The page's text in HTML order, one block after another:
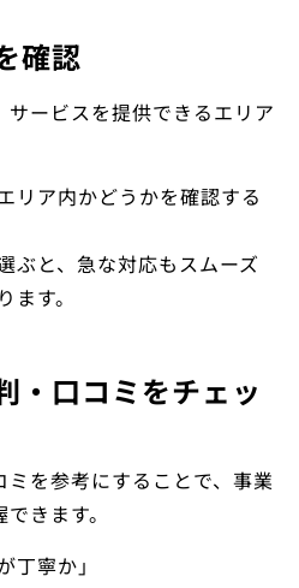
確認
ービスを提供できるエリア
リア内かどうかを確認する
ぶと、急な対応もスムーズ
す。
・口コミをチェッ
を参考にすることで、事業
きます。
丁寧か」